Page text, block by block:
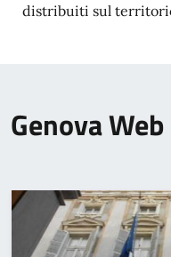
distribuiti sul
Genova